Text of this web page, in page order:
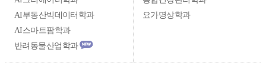
AI부동산빅데이터학과
AI스마트팜학과
반려동물산업학과
요가명상학과